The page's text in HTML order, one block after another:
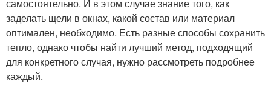
самостоятельно. И в этом случае знание того, как
заделать щели в окнах, какой состав или материал
оптимален, необходимо. Есть разные способы сохранить
тепло, однако чтобы найти лучший метод, подходящий
для конкретного случая, нужно рассмотреть подробнее
каждый.